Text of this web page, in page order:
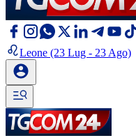
Leone (23 Lug - 23 Ago)